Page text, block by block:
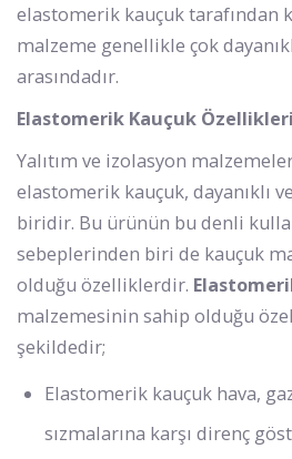
elastomerik kauçuk tarafından
malzeme genellikle çok
arasındadır.
Elastomerik Kauçuk
Yalıtım ve izolasyon
elastomerik kauçuk, dayanıklı
biridir. Bu ürünün bu denli
sebeplerinden biri de kauçuk
olduğu özelliklerdir.
malzemesinin sahip olduğu
şekildedir;
Elastomerik kauçuk hava,
sızmalarına karşı direnç